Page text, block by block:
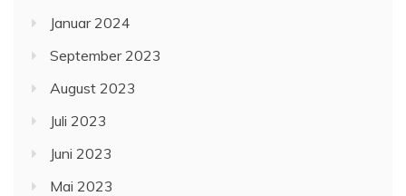
Januar 2024
September 2023
August 2023
Juli 2023
Juni 2023
Mai 2023